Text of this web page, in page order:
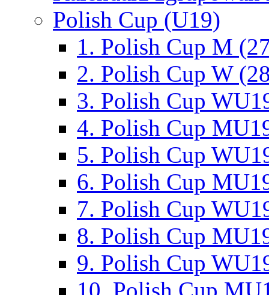
Polish Cup (U19)
1. Polish Cup M
2. Polish Cup W
3. Polish Cup
4. Polish Cup
5. Polish Cup
6. Polish Cup
7. Polish Cup
8. Polish Cup
9. Polish Cup
10. Polish Cup